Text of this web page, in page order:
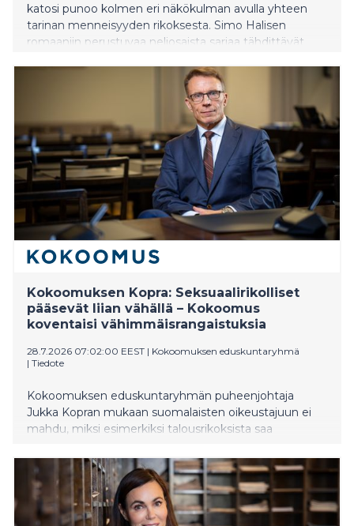
katosi punoo kolmen eri näkökulman avulla yhteen
tarinan menneisyyden rikoksesta. Simo Halisen
romaaniin perustuvaa neliosaista sarjaa tähdittävät
Kokoomuksen Kopra: Seksuaalirikolliset
pääsevät liian vähällä – Kokoomus
koventaisi vähimmäisrangaistuksia
28.7.2026 07:02:00 EEST | Kokoomuksen eduskuntaryhmä
| Tiedote
Kokoomuksen eduskuntaryhmän puheenjohtaja
Jukka Kopran mukaan suomalaisten oikeustajuun ei
mahdu, miksi esimerkiksi talousrikoksista saa
terveyteen kohdistuvista seksuaalirikoksista.
Kokoomus tiukentaisi seksuaalirikollisten
vähimmäisrangaistuksia tuntuvasti.